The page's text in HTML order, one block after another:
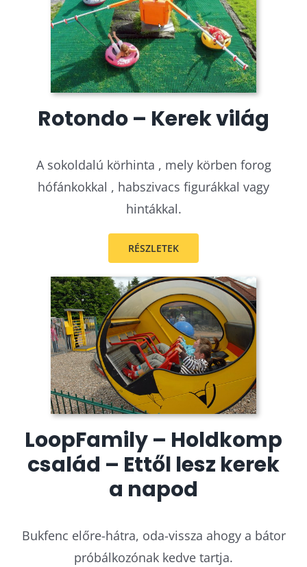
Rotondo – Kerek világ
A sokoldalú körhinta , mely körben forog
hófánkokkal , habszivacs figurákkal vagy
hintákkal.
RÉSZLETEK
LoopFamily – Holdkomp
család – Ettől lesz kerek
a napod
Bukfenc előre-hátra, oda-vissza ahogy a bátor
próbálkozónak kedve tartja.